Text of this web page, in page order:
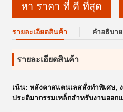
หา ราคา ที่ ดี ที่สุด
รายละเอียดสินค้า คําอธิบา
รายละเอียดสินค้า
เน้น: หลังคาสแตนเลสสั่งทำพิเศษ,
ประติมากรรมเหล็กสำหรับงานออก